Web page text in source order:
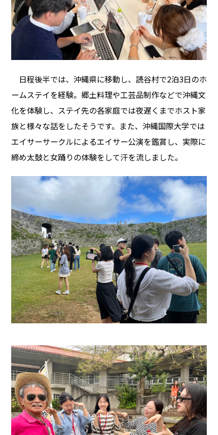
日程後半では、沖縄県に移動し、読谷村で2泊3日のホ
ームステイを経験。郷土料理や工芸品制作などで沖縄文
化を体験し、ステイ先の各家庭では夜遅くまでホスト家
族と様々な話をしたそうです。また、沖縄国際大学では
エイサーサークルによるエイサー公演を鑑賞し、実際に
締め太鼓と女踊りの体験をして汗を流しました。